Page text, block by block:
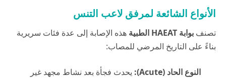
الأنواع الشائعة لمرفق لاعب التنس
تصنف بوابة HAEAT الطبية
هذه الإصابة إلى عدة فئات سريرية
بناءً على التاريخ المرضي للمصاب:
النوع الحاد (Acute):
يحدث فجأة بعد نشاط مجهد غير